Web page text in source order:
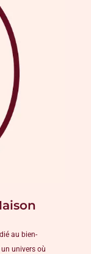
au bien-
univers où